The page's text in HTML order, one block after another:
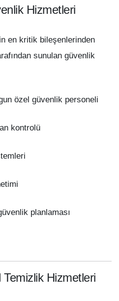
Hizmetleri
en kritik bileşenlerinden
sunulan güvenlik
özel güvenlik personeli
kontrolü
planlaması
Hizmetleri